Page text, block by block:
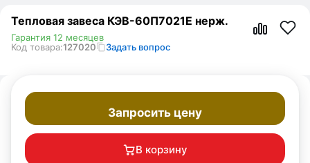
Тепловая завеса КЭВ-60П7021E нерж.
Код товара:127020 Задать вопрос
Гарантия 12 месяцев
Запросить цену
В корзину